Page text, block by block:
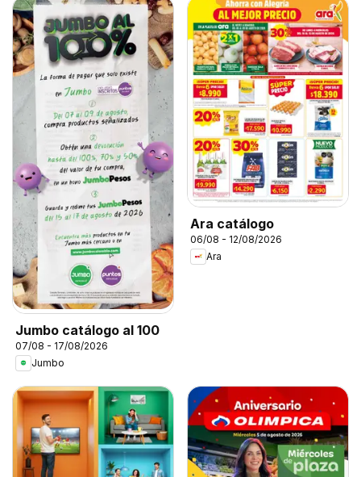
Jumbo catálogo al 100
07/08 - 17/08/2026
Jumbo
Ara catálogo
06/08 - 12/08/2026
Ara